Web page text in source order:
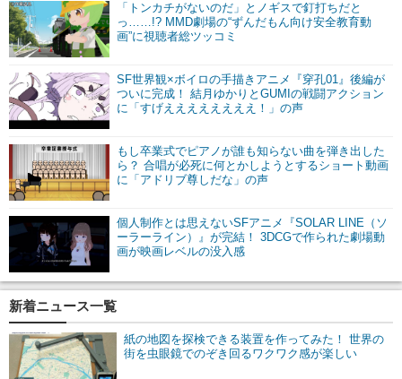
「トンカチがないのだ」とノギスで釘打ちだと
っ……!? MMD劇場の“ずんだもん向け安全教育動
画”に視聴者総ツッコミ
SF世界観×ボイロの手描きアニメ『穿孔01』後編が
ついに完成！ 結月ゆかりとGUMIの戦闘アクション
に「すげええええええええ！」の声
もし卒業式でピアノが誰も知らない曲を弾き出した
ら？ 合唱が必死に何とかしようとするショート動画
に「アドリブ尊しだな」の声
個人制作とは思えないSFアニメ『SOLAR LINE（ソ
ーラーライン）』が完結！ 3DCGで作られた劇場動
画が映画レベルの没入感
新着ニュース一覧
紙の地図を探検できる装置を作ってみた！ 世界の
街を虫眼鏡でのぞき回るワクワク感が楽しい